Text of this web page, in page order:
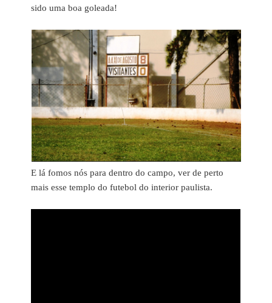
sido uma boa goleada!
E lá fomos nós para dentro do campo, ver de perto
mais esse templo do futebol do interior paulista.